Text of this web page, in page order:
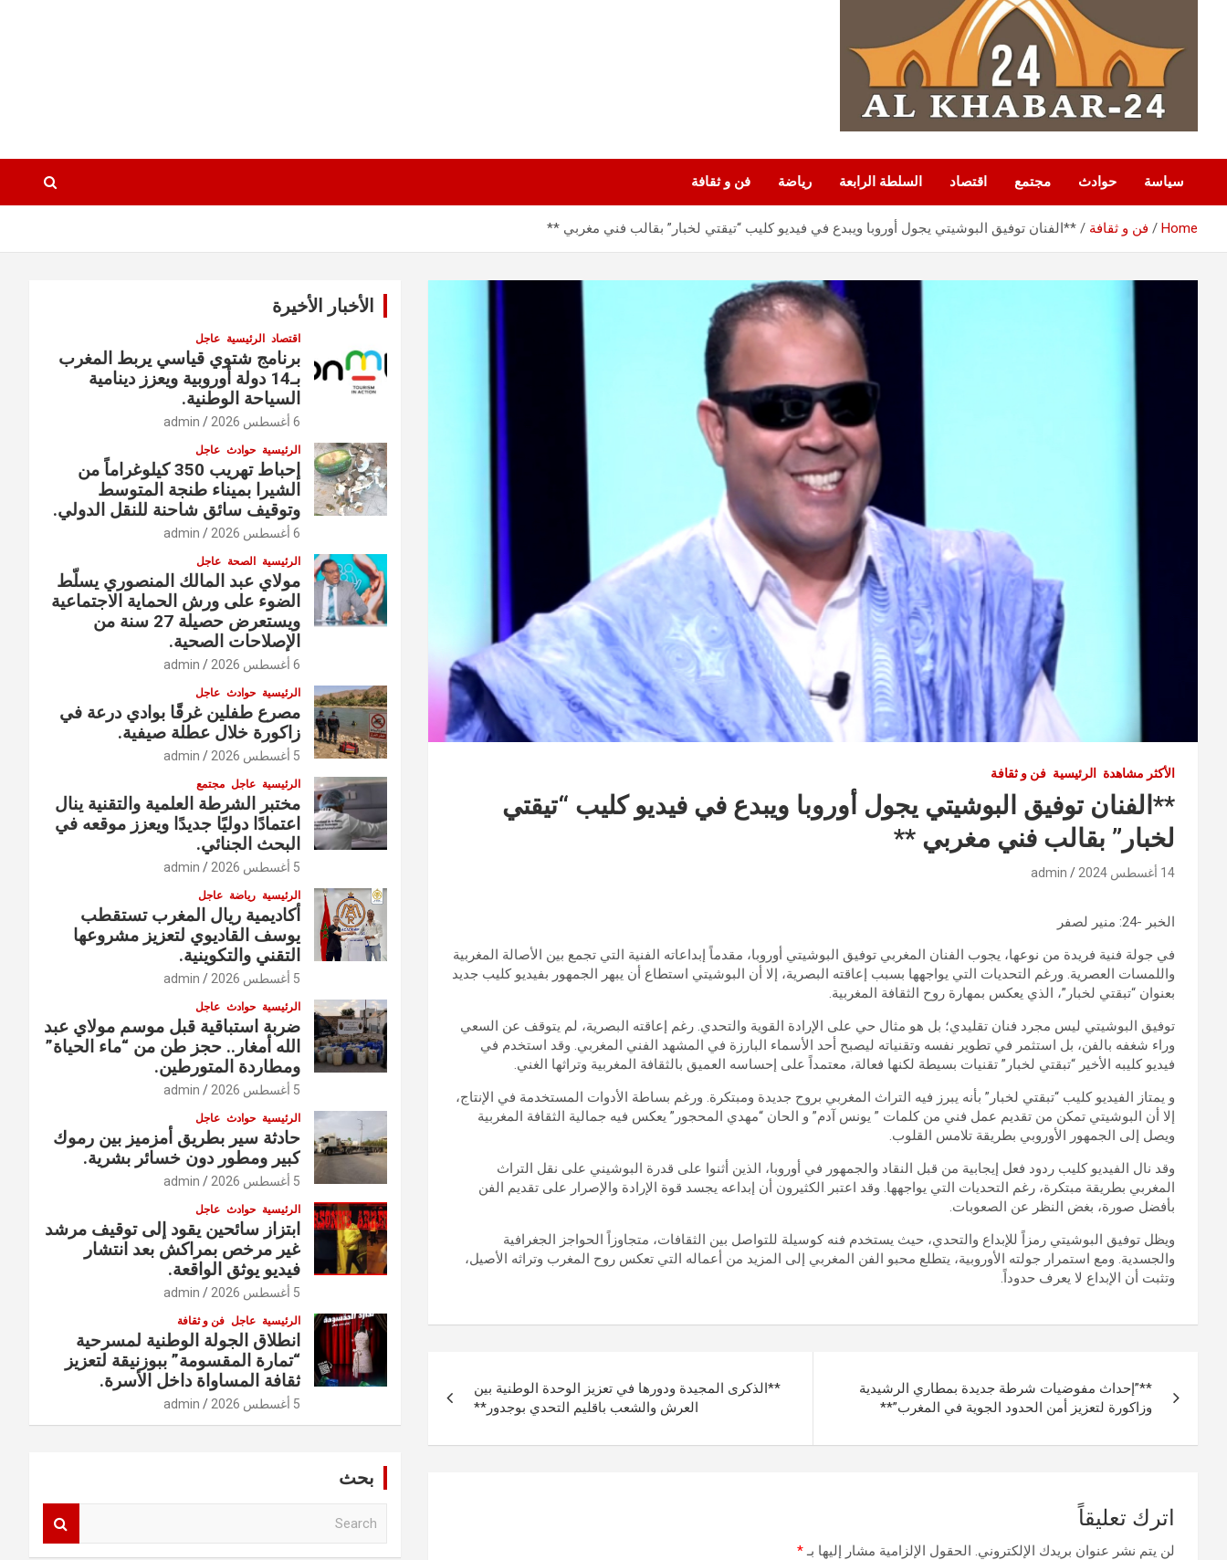
سياسة حوادث مجتمع اقتصاد السلطة الرابعة رياضة فن و ثقافة
Home فن و ثقافة **الفنان توفيق البوشيتي يجول أوروبا ويبدع في فيديو كليب “تيقتي لخبار” بقالب فني مغربي **
الأكثر مشاهدة الرئيسية فن و ثقافة
**الفنان توفيق البوشيتي يجول أوروبا ويبدع في فيديو كليب “تيقتي
لخبار” بقالب فني مغربي **
14 أغسطس 2024 admin
الخبر -24: منير لصفر
في جولة فنية فريدة من نوعها، يجوب الفنان المغربي توفيق البوشيتي أوروبا، مقدماً إبداعاته الفنية التي تجمع بين الأصالة المغربية
واللمسات العصرية. ورغم التحديات التي يواجهها بسبب إعاقته البصرية، إلا أن البوشيتي استطاع أن يبهر الجمهور بفيديو كليب جديد
بعنوان “تبقتي لخبار”، الذي يعكس بمهارة روح الثقافة المغربية.
توفيق البوشيتي ليس مجرد فنان تقليدي؛ بل هو مثال حي على الإرادة القوية والتحدي. رغم إعاقته البصرية، لم يتوقف عن السعي
وراء شغفه بالفن، بل استثمر في تطوير نفسه وتقنياته ليصبح أحد الأسماء البارزة في المشهد الفني المغربي. وقد استخدم في
فيديو كليبه الأخير “تبقتي لخبار” تقنيات بسيطة لكنها فعالة، معتمداً على إحساسه العميق بالثقافة المغربية وتراثها الغني.
و يمتاز الفيديو كليب “تبقتي لخبار” بأنه يبرز فيه التراث المغربي بروح جديدة ومبتكرة. ورغم بساطة الأدوات المستخدمة في الإنتاج،
إلا أن البوشيتي تمكن من تقديم عمل فني من كلمات ” يونس آدم” و الحان “مهدي المحجور” يعكس فيه جمالية الثقافة المغربية
ويصل إلى الجمهور الأوروبي بطريقة تلامس القلوب.
وقد نال الفيديو كليب ردود فعل إيجابية من قبل النقاد والجمهور في أوروبا، الذين أثنوا على قدرة البوشيني على نقل التراث
المغربي بطريقة مبتكرة، رغم التحديات التي يواجهها. وقد اعتبر الكثيرون أن إبداعه يجسد قوة الإرادة والإصرار على تقديم الفن
بأفضل صورة، بغض النظر عن الصعوبات.
ويظل توفيق البوشيتي رمزاً للإبداع والتحدي، حيث يستخدم فنه كوسيلة للتواصل بين الثقافات، متجاوزاً الحواجز الجغرافية
والجسدية. ومع استمرار جولته الأوروبية، يتطلع محبو الفن المغربي إلى المزيد من أعماله التي تعكس روح المغرب وتراثه الأصيل،
وتثبت أن الإبداع لا يعرف حدوداً.
المقالات
**”إحداث مفوضيات شرطة جديدة بمطاري الرشيدية
وزاكورة لتعزيز أمن الحدود الجوية في المغرب”**
**الذكرى المجيدة ودورها في تعزيز الوحدة الوطنية بين
العرش والشعب باقليم التحدي بوجدور**
اترك تعليقاً
لن يتم نشر عنوان بريدك الإلكتروني. الحقول الإلزامية مشار إليها بـ *
الأخبار الأخيرة
اقتصاد الرئيسية عاجل
برنامج شتوي قياسي يربط المغرب
بـ14 دولة أوروبية ويعزز دينامية
السياحة الوطنية.
6 أغسطس 2026 admin
الرئيسية حوادث عاجل
إحباط تهريب 350 كيلوغراماً من
الشيرا بميناء طنجة المتوسط
وتوقيف سائق شاحنة للنقل الدولي.
6 أغسطس 2026 admin
الرئيسية الصحة عاجل
مولاي عبد المالك المنصوري يسلّط
الضوء على ورش الحماية الاجتماعية
ويستعرض حصيلة 27 سنة من
الإصلاحات الصحية.
6 أغسطس 2026 admin
الرئيسية حوادث عاجل
مصرع طفلين غرقًا بوادي درعة في
زاكورة خلال عطلة صيفية.
5 أغسطس 2026 admin
الرئيسية عاجل مجتمع
مختبر الشرطة العلمية والتقنية ينال
اعتمادًا دوليًا جديدًا ويعزز موقعه في
البحث الجنائي.
5 أغسطس 2026 admin
الرئيسية رياضة عاجل
أكاديمية ريال المغرب تستقطب
يوسف القاديوي لتعزيز مشروعها
التقني والتكوينية.
5 أغسطس 2026 admin
الرئيسية حوادث عاجل
ضربة استباقية قبل موسم مولاي عبد
الله أمغار.. حجز طن من “ماء الحياة”
ومطاردة المتورطين.
5 أغسطس 2026 admin
الرئيسية حوادث عاجل
حادثة سير بطريق أمزميز بين رموك
كبير ومطور دون خسائر بشرية.
5 أغسطس 2026 admin
الرئيسية حوادث عاجل
ابتزاز سائحين يقود إلى توقيف مرشد
غير مرخص بمراكش بعد انتشار
فيديو يوثق الواقعة.
5 أغسطس 2026 admin
الرئيسية عاجل فن و ثقافة
انطلاق الجولة الوطنية لمسرحية
“تمارة المقسومة” ببوزنيقة لتعزيز
ثقافة المساواة داخل الأسرة.
5 أغسطس 2026 admin
بحث